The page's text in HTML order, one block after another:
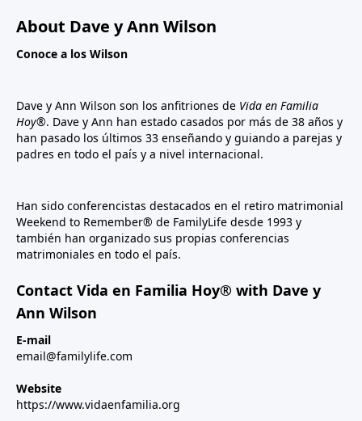
About Dave y Ann Wilson
Conoce a los Wilson
Dave y Ann Wilson son los anfitriones de Vida en Familia
Hoy®. Dave y Ann han estado casados por más de 38 años y
han pasado los últimos 33 enseñando y guiando a parejas y
padres en todo el país y a nivel internacional.
Han sido conferencistas destacados en el retiro matrimonial
Weekend to Remember® de FamilyLife desde 1993 y
también han organizado sus propias conferencias
matrimoniales en todo el país.
Contact Vida en Familia Hoy® with Dave y
Ann Wilson
E-mail
email@familylife.com
Website
https://www.vidaenfamilia.org